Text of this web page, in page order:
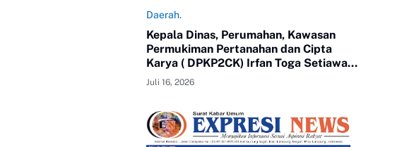
Pemerintah Kota Metro
Daerah.
Kepala Dinas, Perumahan, Kawasan
Permukiman Pertanahan dan Cipta
Karya ( DPKP2CK) Irfan Toga Setiawan,
SE.MM, mengikuti Pendidikan
Kepemimpinan Nasional ( PKN) Tingkat
Juli 16, 2026